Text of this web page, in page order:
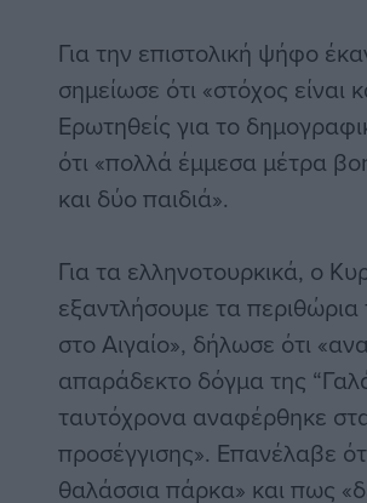
Για την επιστολική ψήφο
σημείωσε ότι «στόχος είναι
Ερωτηθείς για το
ότι «πολλά έμμεσα μέτρα
και δύο παιδιά».
Για τα ελληνοτουρκικά, ο
εξαντλήσουμε τα
στο Αιγαίο», δήλωσε ότι
απαράδεκτο δόγμα της
ταυτόχρονα αναφέρθηκε
προσέγγισης». Επανέλαβε
θαλάσσια πάρκα» και πως